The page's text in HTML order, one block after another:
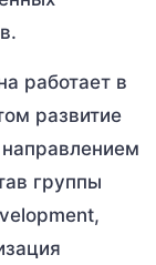
работает в
развитие
группы